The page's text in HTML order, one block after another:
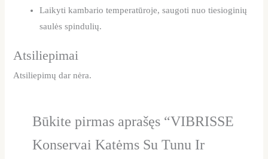
Laikyti kambario temperatūroje, saugoti nuo tiesioginių
saulės spindulių.
Atsiliepimai
Atsiliepimų dar nėra.
Būkite pirmas aprašęs “VIBRISSE
Konservai Katėms Su Tunu Ir